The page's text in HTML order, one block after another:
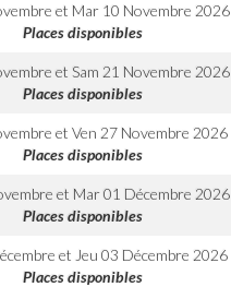
et Mar 10 Novembre 2026
Places disponibles
etSam 21 Novembre 2026
Places disponibles
etVen 27 Novembre 2026
Places disponibles
et Mar 01 Décembre 2026
Places disponibles
et Jeu 03 Décembre 2026
Places disponibles